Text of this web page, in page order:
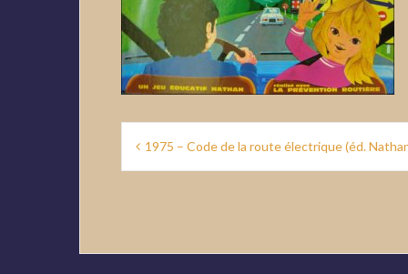
Navigation
de
1975 – Code de la route électrique (éd.